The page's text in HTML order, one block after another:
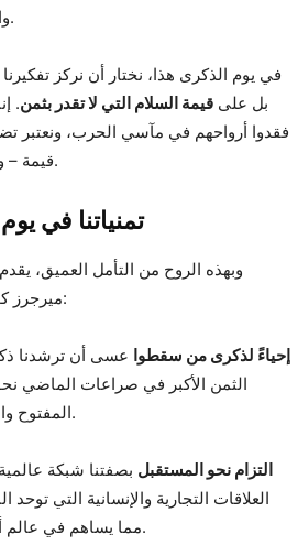
والتعاون والتفاهم المتبادل.
في يوم الذكرى هذا، نختار أن نركز
بل على قيمة السلام التي لا تقدر بثمن.
فقدوا أرواحهم في مآسي الحرب، ونعتبر
قيمة – وهشاشة – الوئام العالمي.
تمنياتنا في
وبهذه الروح من التأمل العميق،
ميرجرز كورب هذه الأفكار الصادقة:
إحياءً لذكرى من سقطوا عسى أن ترشدنا
الثمن الأكبر في صراعات الماضي نحو
المفتوح والحل السلمي لخلافاتنا.
التزام نحو المستقبل بصفتنا شبكة
العلاقات التجارية والإنسانية التي توحد
مما يساهم في عالم أكثر استقراراً وازدهاراً.